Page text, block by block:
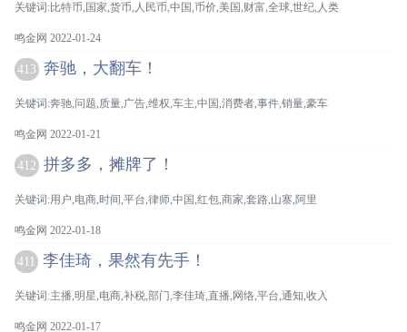
关键词:比特币,国家,货币,人民币,中国,币价,美国,财富,全球,世纪,人类
鸣金网 2022-01-24
413 奔驰，大翻车！
关键词:奔驰,问题,质量,广告,维权,车主,中国,消费者,事件,销量,豪车
鸣金网 2022-01-21
412 拼多多，摊牌了！
关键词:用户,电商,时间,平台,律师,中国,红包,商家,套路,山寨,阿里
鸣金网 2022-01-18
411 李佳琦，果然有先手！
关键词:主播,明星,电商,补税,部门,李佳琦,直播,网络,平台,通知,收入
鸣金网 2022-01-17